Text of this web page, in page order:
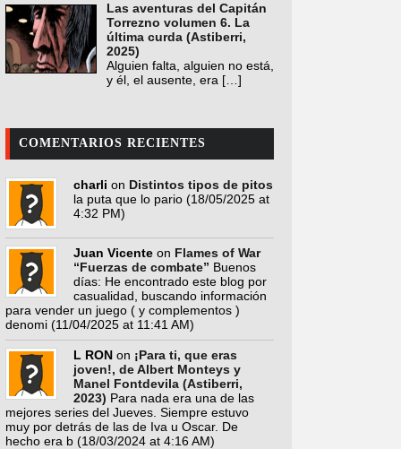
Las aventuras del Capitán
Torrezno volumen 6. La
última curda (Astiberri,
2025)
Alguien falta, alguien no está,
y él, el ausente, era […]
COMENTARIOS RECIENTES
charli on Distintos tipos de pitos
la puta que lo pario (18/05/2025 at
4:32 PM)
Juan Vicente on Flames of War
“Fuerzas de combate” Buenos
días: He encontrado este blog por
casualidad, buscando información
para vender un juego ( y complementos )
denomi (11/04/2025 at 11:41 AM)
L RON on ¡Para ti, que eras
joven!, de Albert Monteys y
Manel Fontdevila (Astiberri,
2023) Para nada era una de las
mejores series del Jueves. Siempre estuvo
muy por detrás de las de Iva u Oscar. De
hecho era b (18/03/2024 at 4:16 AM)